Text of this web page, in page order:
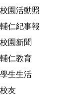
校園活動照
輔仁紀事報
校園新聞
輔仁教育
學生生活
校友